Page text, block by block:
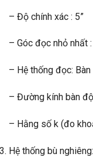
– Độ chính xác : 5”
– Góc đọc nhỏ nhất
– Hệ thống đọc:
– Đường kính bàn
– Hằng số k (đo
Hệ thống bù nghiêng: